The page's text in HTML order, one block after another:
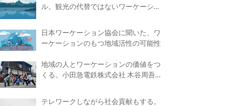
ル。観光の代替ではないワーケーショ
日本ワーケーション協会に聞いた、ワ
ーケーションのもつ地域活性の可能性
地域の人とワーケーションの価値をつ
くる。小田急電鉄株式会社 木谷周吾さ
テレワークしながら社会貢献もする。